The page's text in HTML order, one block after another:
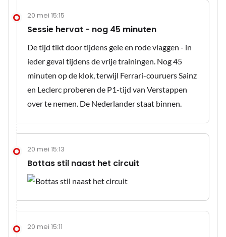
20 mei 15:15
Sessie hervat - nog 45 minuten
De tijd tikt door tijdens gele en rode vlaggen - in
ieder geval tijdens de vrije trainingen. Nog 45
minuten op de klok, terwijl Ferrari-couruers Sainz
en Leclerc proberen de P1-tijd van Verstappen
over te nemen. De Nederlander staat binnen.
20 mei 15:13
Bottas stil naast het circuit
20 mei 15:11